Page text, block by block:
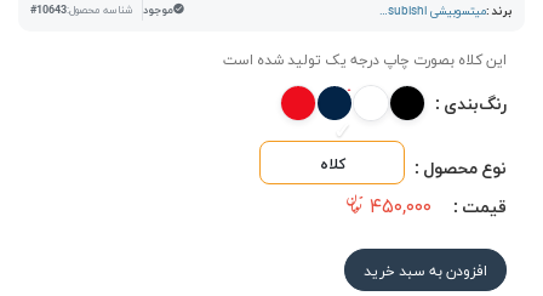
برند : میتسوبیشی mitsubishi موجود شناسه محصول:#10643
این کلاه بصورت چاپ درجه یک تولید شده است
رنگ‌بندی :
نوع محصول : کلاه
قیمت : ۴۵۰,۰۰۰
افزودن به سبد خرید